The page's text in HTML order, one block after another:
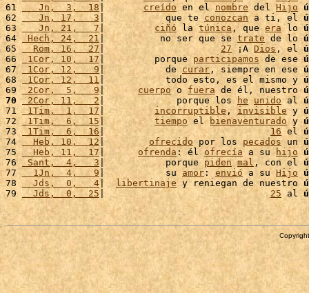
61
   Jn,  3,  18
| creído en el nombre del Hijo
62
   Jn, 17,   3
|           que te conozcan a ti, el
63
   Jn, 21,   7
| ciñó la túnica , que era lo
64
Hech, 24,  21 |          no ser que se trate de lo
65
  Rom, 16,  27
| 27 ¡A Dios, el
66
1Cor, 10,  17|         porque participamos de ese
67 1Cor, 12,   9 |           de curar , siempre en ese
68 1Cor, 12,  11 |           todo esto, es el mismo y
69 2Cor,  5,   9 | cuerpo o fuera de él, nuestro
70
2Cor, 11,   2 |             porque los he unido al
71 1Tim,  1,  17 | incorruptible, invisible y
72
1Tim,  6,  15| tiempo el bienaventurado y
73 1Tim,  6,  16| 16 el
74
  Heb, 10,  12
| ofrecido por los pecados un
75
  Heb, 11,  17
| ofrenda : él ofrecía a su hijo
76 Sant,  4,   3 |           porque piden mal, con el
77
  1Jn,  4,   9
|           su amor : envió a su Hijo
78
  Jds,  0,   4
| libertinaje y reniegan de nuestro
79
  Jds,  0,  25
| 25 al